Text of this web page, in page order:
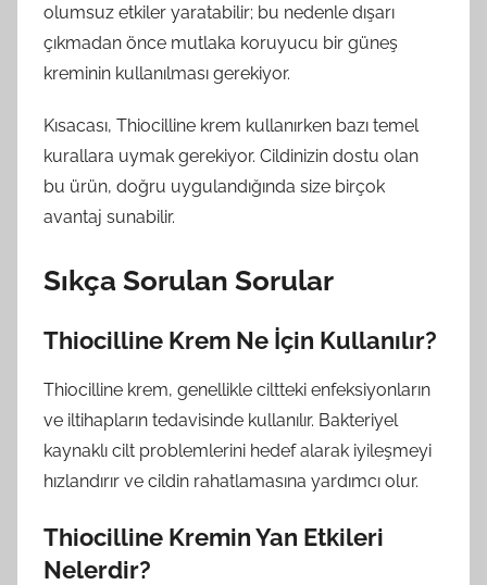
olumsuz etkiler yaratabilir; bu nedenle dışarı
çıkmadan önce mutlaka koruyucu bir güneş
kreminin kullanılması gerekiyor.
Kısacası, Thiocilline krem kullanırken bazı temel
kurallara uymak gerekiyor. Cildinizin dostu olan
bu ürün, doğru uygulandığında size birçok
avantaj sunabilir.
Sıkça Sorulan Sorular
Thiocilline Krem Ne İçin Kullanılır?
Thiocilline krem, genellikle ciltteki enfeksiyonların
ve iltihapların tedavisinde kullanılır. Bakteriyel
kaynaklı cilt problemlerini hedef alarak iyileşmeyi
hızlandırır ve cildin rahatlamasına yardımcı olur.
Thiocilline Kremin Yan Etkileri
Nelerdir?